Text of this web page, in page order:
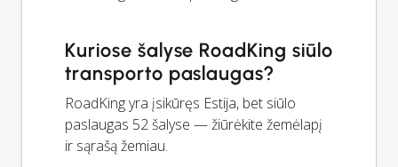
Kuriose šalyse RoadKing siūlo
transporto paslaugas?
RoadKing yra įsikūręs Estija, bet siūlo
paslaugas 52 šalyse — žiūrėkite žemėlapį
ir sąrašą žemiau.